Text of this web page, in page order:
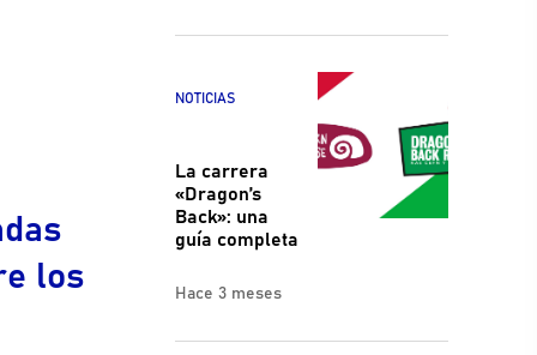
los
NOTICIAS
La carrera
«Dragon’s
Back»: una
guía completa
Hace 3 meses